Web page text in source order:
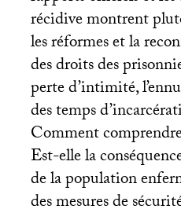
récidive montrent
les réformes et la
des droits des
perte d’intimité,
des temps
Comment
Est-elle la
de la population